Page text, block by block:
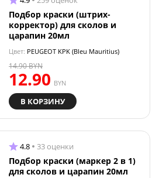
Подбор краски (штрих-
корректор) для сколов и
царапин 20мл
Цвет: PEUGEOT KPK (Bleu Mauritius)
12.90 BYN
14.90BYN
В КОРЗИНУ
4.8 33 оценки
Подбор краски (маркер 2 в 1)
для сколов и царапин 20мл